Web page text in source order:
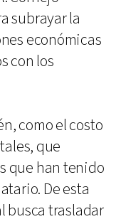
subrayar la
económicas
con los
como el costo
que
que han tenido
De esta
busca trasladar